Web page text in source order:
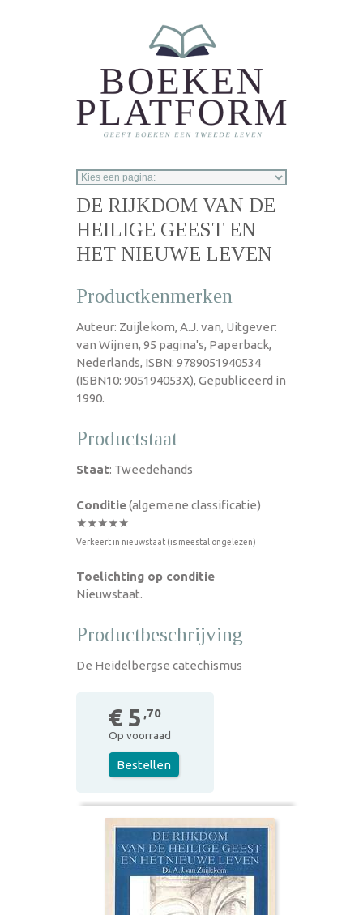
DE RIJKDOM VAN DE
HEILIGE GEEST EN
HET NIEUWE LEVEN
Productkenmerken
Auteur: Zuijlekom, A.J. van, Uitgever:
van Wijnen, 95 pagina's, Paperback,
Nederlands, ISBN: 9789051940534
(ISBN10: 905194053X), Gepubliceerd in
1990.
Productstaat
Staat: Tweedehands
Conditie(algemene classificatie)
★★★★★
Verkeert in nieuwstaat (is meestal ongelezen)
Toelichting op conditie
Nieuwstaat.
Productbeschrijving
De Heidelbergse catechismus
€ 5 ,70
Op voorraad
Bestellen